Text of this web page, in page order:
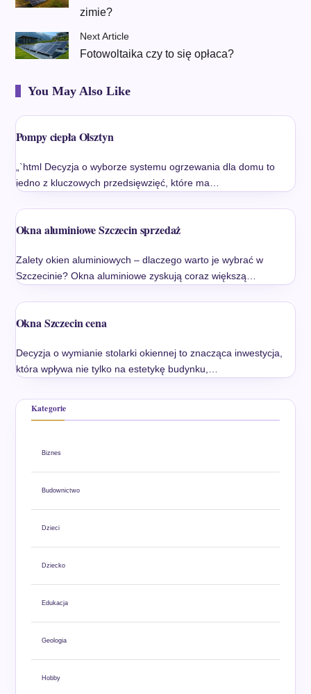
zimie?
Next Article
Fotowoltaika czy to się opłaca?
You May Also Like
Pompy ciepła Olsztyn
„`html Decyzja o wyborze systemu ogrzewania dla domu to
jedno z kluczowych przedsięwzięć, które ma…
Okna aluminiowe Szczecin sprzedaż
Zalety okien aluminiowych – dlaczego warto je wybrać w
Szczecinie? Okna aluminiowe zyskują coraz większą…
Okna Szczecin cena
Decyzja o wymianie stolarki okiennej to znacząca inwestycja,
która wpływa nie tylko na estetykę budynku,…
Kategorie
Biznes
Budownictwo
Dzieci
Dziecko
Edukacja
Geologia
Hobby